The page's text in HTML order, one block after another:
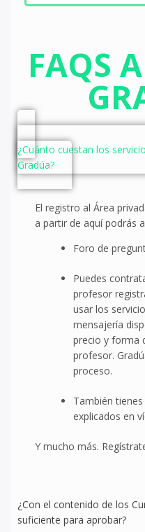
FAQS
¿Cuánto cuestan los
Gradúa?
El registro al Área
a partir de aquí podrás
Foro de
Puedes
profesor
usar los
mensajería
precio y forma
profesor.
proceso.
También
explicados en
Y mucho más.
¿Con el contenido de los
suficiente para aprobar?